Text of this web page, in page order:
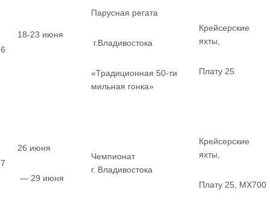
6
18-23 июня
Парусная регата
г.Владивостока
«Традиционная 50-ти
мильная гонка»
Крейсерские
яхты,
Плату 25
7
26 июня
— 29 июня
Чемпионат
г. Владивостока
Крейсерские
яхты,
Плату 25, MX700